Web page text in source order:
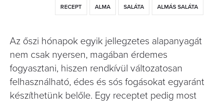
RECEPT ALMA SALÁTA ALMÁS SALÁTA
Az őszi hónapok egyik jellegzetes alapanyagát
nem csak nyersen, magában érdemes
fogyasztani, hiszen rendkívül változatosan
felhasználható, édes és sós fogásokat egyaránt
készíthetünk belőle. Egy receptet pedig most